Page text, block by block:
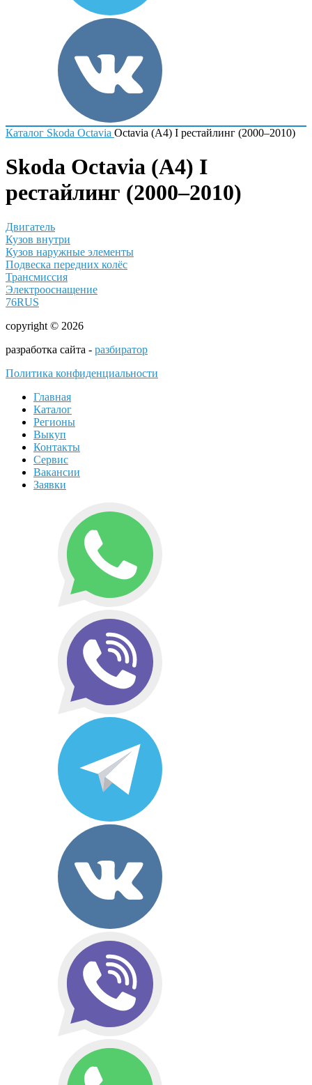
Каталог Skoda Octavia Octavia (A4) I рестайлинг (2000–2010)
Skoda Octavia (A4) I
рестайлинг (2000–2010)
Двигатель
Кузов внутри
Кузов наружные элементы
Подвеска передних колёс
Трансмиссия
Электрооснащение
76RUS
copyright © 2026
разработка сайта - разбиратор
Политика конфиденциальности
Главная
Каталог
Регионы
Выкуп
Контакты
Сервис
Вакансии
Заявки